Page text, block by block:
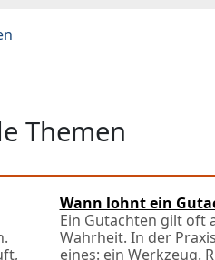
Themen
Wann lohnt ein
Ein Gutachten gilt oft
Wahrheit. In der
eines: ein Werkzeug.